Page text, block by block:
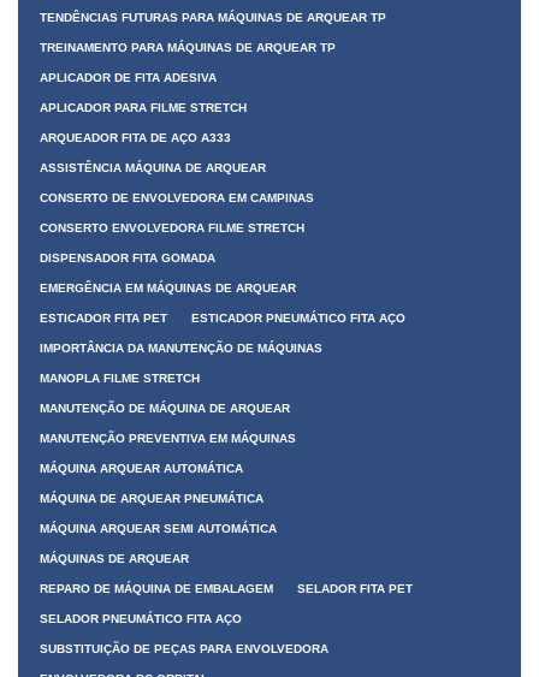
TENDÊNCIAS FUTURAS PARA MÁQUINAS DE ARQUEAR TP
TREINAMENTO PARA MÁQUINAS DE ARQUEAR TP
APLICADOR DE FITA ADESIVA
APLICADOR PARA FILME STRETCH
ARQUEADOR FITA DE AÇO A333
ASSISTÊNCIA MÁQUINA DE ARQUEAR
CONSERTO DE ENVOLVEDORA EM CAMPINAS
CONSERTO ENVOLVEDORA FILME STRETCH
DISPENSADOR FITA GOMADA
EMERGÊNCIA EM MÁQUINAS DE ARQUEAR
ESTICADOR FITA PET ESTICADOR PNEUMÁTICO FITA AÇO
IMPORTÂNCIA DA MANUTENÇÃO DE MÁQUINAS
MANOPLA FILME STRETCH
MANUTENÇÃO DE MÁQUINA DE ARQUEAR
MANUTENÇÃO PREVENTIVA EM MÁQUINAS
MÁQUINA ARQUEAR AUTOMÁTICA
MÁQUINA DE ARQUEAR PNEUMÁTICA
MÁQUINA ARQUEAR SEMI AUTOMÁTICA
MÁQUINAS DE ARQUEAR
REPARO DE MÁQUINA DE EMBALAGEM SELADOR FITA PET
SELADOR PNEUMÁTICO FITA AÇO
SUBSTITUIÇÃO DE PEÇAS PARA ENVOLVEDORA